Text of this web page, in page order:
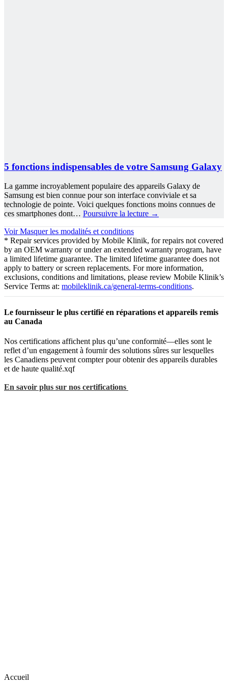
5 fonctions indispensables de votre Samsung Galaxy
La gamme incroyablement populaire des appareils Galaxy de
Samsung est bien connue pour son interface conviviale et sa
technologie de pointe. Voici quelques fonctions moins connues de
ces smartphones dont… Poursuivre la lecture →
Voir Masquerles modalités et conditions
* Repair services provided by Mobile Klinik, for repairs not covered
by an OEM warranty or under an extended warranty program, have
a limited lifetime guarantee. The limited lifetime guarantee does not
apply to battery or screen replacements. For more information,
exclusions, conditions and limitations, please review Mobile Klinik’s
Service Terms at: mobileklinik.ca/general-terms-conditions.
Le fournisseur le plus certifié en réparations et appareils remis
au Canada
Nos certifications affichent plus qu’une conformité—elles sont le
reflet d’un engagement à fournir des solutions sûres sur lesquelles
les Canadiens peuvent compter pour obtenir des appareils durables
et de haute qualité.xqf
En savoir plus sur nos certifications
Accueil